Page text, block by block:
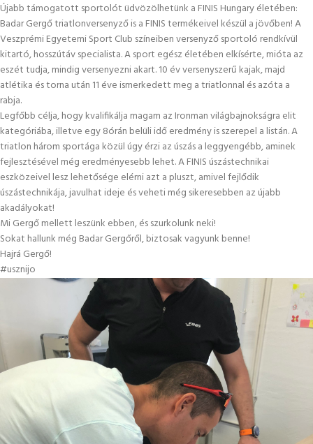
Újabb támogatott sportolót üdvözölhetünk a FINIS Hungary életében:
Badar Gergő triatlonversenyző is a FINIS termékeivel készül a jövőben! A
Veszprémi Egyetemi Sport Club színeiben versenyző sportoló rendkívül
kitartó, hosszútáv specialista. A sport egész életében elkísérte, mióta az
eszét tudja, mindig versenyezni akart. 10 év versenyszerű kajak, majd
atlétika és torna után 11 éve ismerkedett meg a triatlonnal és azóta a
rabja.
Legfőbb célja, hogy kvalifikálja magam az Ironman világbajnokságra elit
kategóriába, illetve egy 8órán belüli idő eredmény is szerepel a listán. A
triatlon három sportága közül úgy érzi az úszás a leggyengébb, aminek
fejlesztésével még eredményesebb lehet. A FINIS úszástechnikai
eszközeivel lesz lehetősége elérni azt a pluszt, amivel fejlődik
úszástechnikája, javulhat ideje és veheti még sikeresebben az újabb
akadályokat!
Mi Gergő mellett leszünk ebben, és szurkolunk neki!
Sokat hallunk még Badar Gergőről, biztosak vagyunk benne!
Hajrá Gergő!
#usznijo